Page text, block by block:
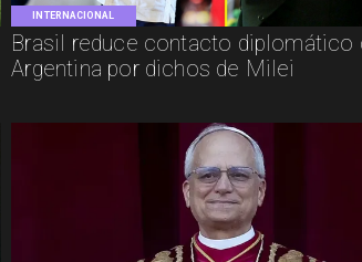
INTERNACIONAL
Brasil reduce contacto diplomático
Argentina por dichos de Milei